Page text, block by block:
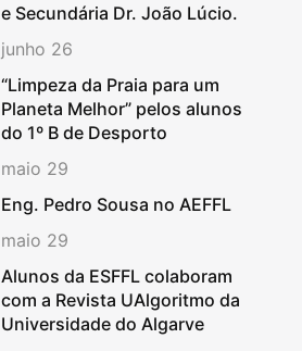
e Secundária Dr. João Lúcio.
junho 26
“Limpeza da Praia para um
Planeta Melhor” pelos alunos
do 1º B de Desporto
maio 29
Eng. Pedro Sousa no AEFFL
maio 29
Alunos da ESFFL colaboram
com a Revista UAlgoritmo da
Universidade do Algarve